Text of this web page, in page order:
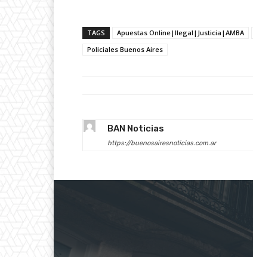
TAGS Apuestas Online|Ilegal|Justicia|AMBA
Policiales Buenos Aires
BAN Noticias
https://buenosairesnoticias.com.ar